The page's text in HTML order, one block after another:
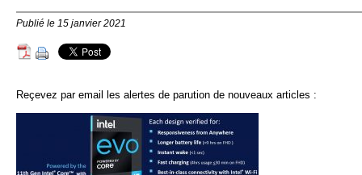
Publié le 15 janvier 2021
Reçevez par email les alertes de parution de nouveaux articles :